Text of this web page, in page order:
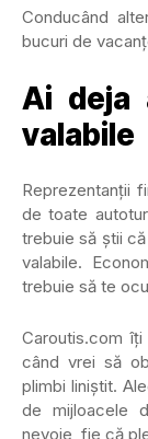
Conducând
bucuri de
Ai deja
valabile
Reprezentanții
de toate
trebuie să știi
valabile.
trebuie să te
Caroutis.com îți
când vrei să
plimbi liniștit.
de mijloacele
nevoie, fie că